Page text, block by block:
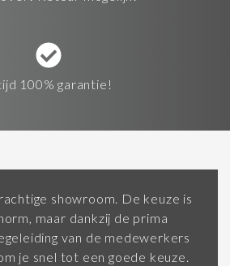
100% garantie!
showroom. De keuze is
maar dankzij de prima
van de medewerkers
je snel tot een goede keuze.